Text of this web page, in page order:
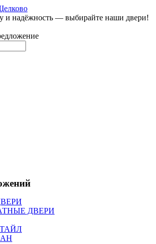
и надёжность — выбирайте наши двери!
ДВЕРИ